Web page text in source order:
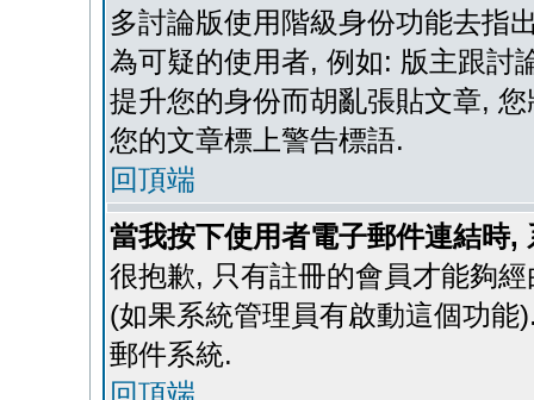
多討論版使用階級身份功能去指
為可疑的使用者, 例如: 版主跟討
提升您的身份而胡亂張貼文章,
您的文章標上警告標語.
回頂端
當我按下使用者電子郵件連結時,
很抱歉, 只有註冊的會員才能夠
(如果系統管理員有啟動這個功
郵件系統.
回頂端